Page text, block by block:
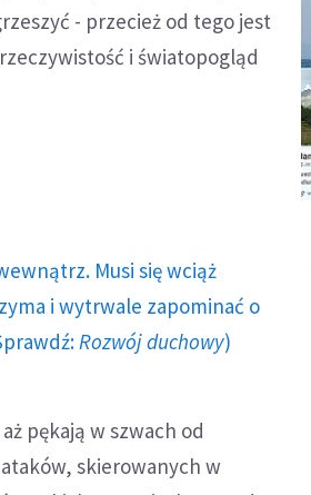
- przecież od tego jest
i światopogląd
Musi się wciąż
i wytrwale zapominać o
Rozwój duchowy)
pękają w szwach od
skierowanych w